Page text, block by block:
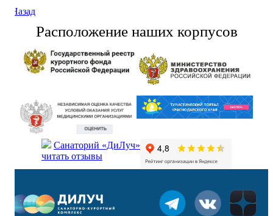
Назад
Расположение наших корпусов
Санаторий «ДиЛуч»
читать отзывы